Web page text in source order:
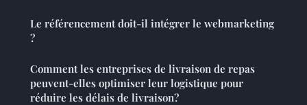
Le référencement doit-il intégrer le webmarketing
?
Comment les entreprises de livraison de repas
peuvent-elles optimiser leur logistique pour
réduire les délais de livraison?